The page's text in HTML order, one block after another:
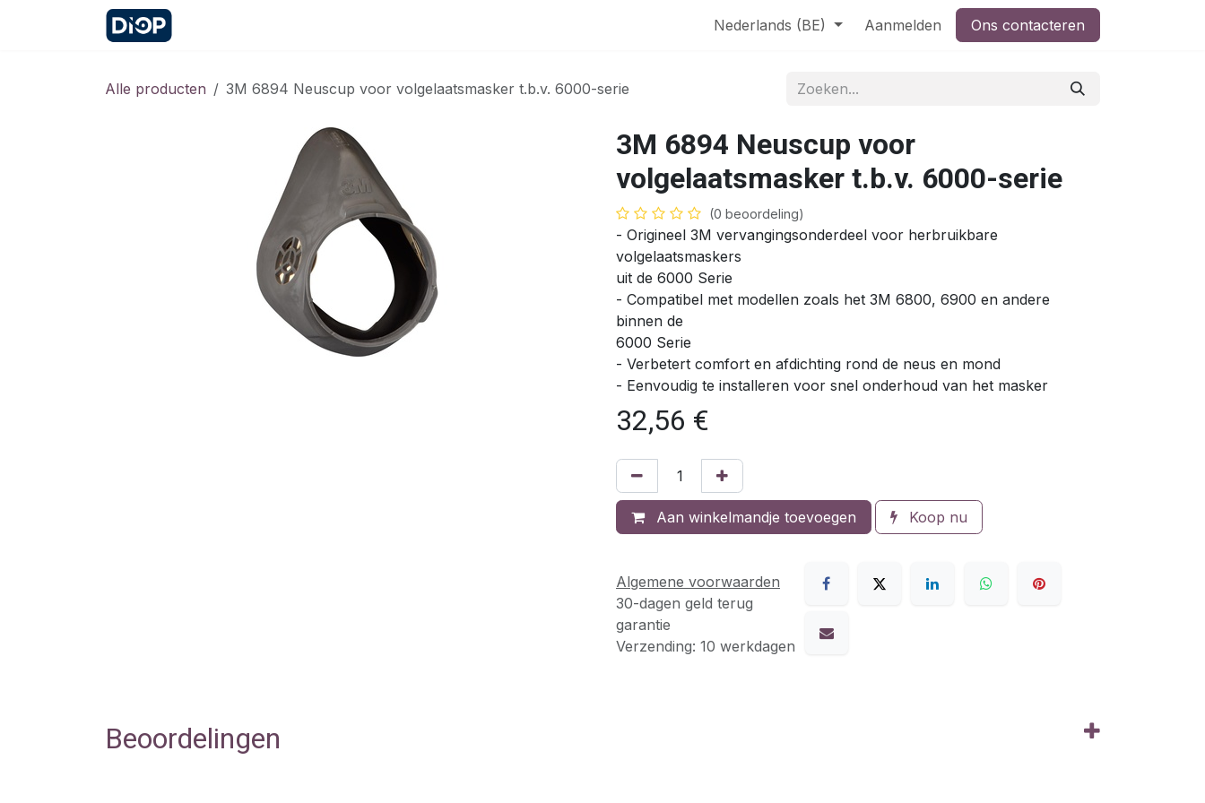
Overslaan naar inhoud
Nederlands (BE) Aanmelden Ons contacteren
Alle producten 3M 6894 Neuscup voor volgelaatsmasker t.b.v. 6000-serie
3M 6894 Neuscup voor
volgelaatsmasker t.b.v. 6000-serie
(0 beoordeling)
- Origineel 3M vervangingsonderdeel voor herbruikbare
volgelaatsmaskers
uit de 6000 Serie
- Compatibel met modellen zoals het 3M 6800, 6900 en andere
binnen de
6000 Serie
- Verbetert comfort en afdichting rond de neus en mond
- Eenvoudig te installeren voor snel onderhoud van het masker
32,56 €
Aan winkelmandje toevoegen Koop nu
Algemene voorwaarden
30-dagen geld terug
garantie
Verzending: 10 werkdagen
Beoordelingen